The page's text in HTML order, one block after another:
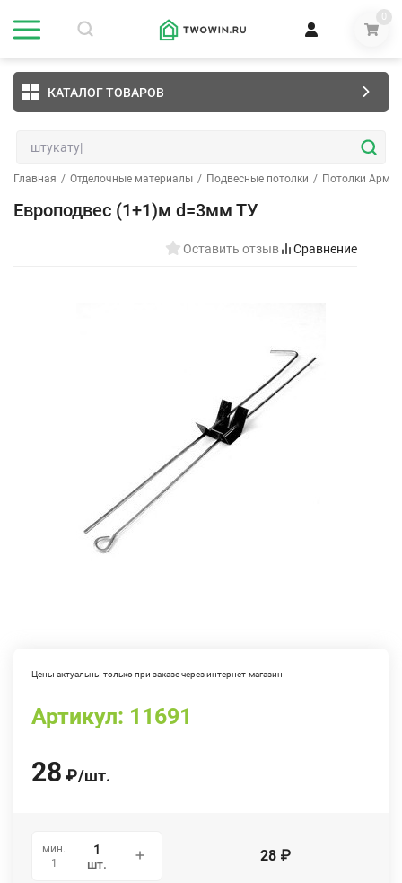
0
КАТАЛОГ ТОВАРОВ
Главная / Отделочные материалы / Подвесные потолки / Потолки
Европодвес (1+1)м d=3мм ТУ
Оставить отзыв Сравнение
Цены актуальны только при заказе через интернет-магазин
Артикул: 11691
28 ₽/шт.
мин.
1
шт. 28 ₽